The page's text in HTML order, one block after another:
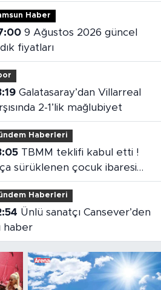
Haber
9 Ağustos 2026 güncel
fiyatları
Galatasaray’dan Villarreal
2-1’lik mağlubiyet
Haberleri
TBMM teklifi kabul etti !
sürüklenen çocuk ibaresi
Haberleri
haber